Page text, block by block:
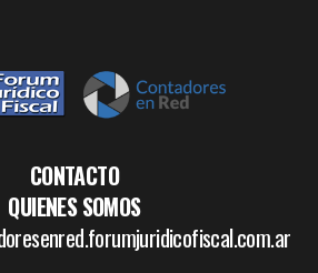
CONTACTO
QUIENES SOMOS